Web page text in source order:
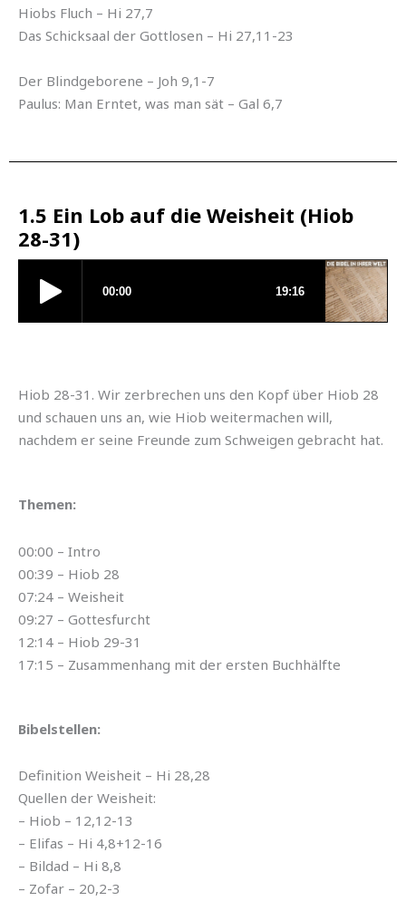
Hiobs Fluch – Hi 27,7
Das Schicksaal der Gottlosen – Hi 27,11-23
Der Blindgeborene – Joh 9,1-7
Paulus: Man Erntet, was man sät – Gal 6,7
1.5 Ein Lob auf die Weisheit (Hiob
28-31)
Hiob 28-31. Wir zerbrechen uns den Kopf über Hiob 28
und schauen uns an, wie Hiob weitermachen will,
nachdem er seine Freunde zum Schweigen gebracht hat.
Themen:
00:00 – Intro
00:39 – Hiob 28
07:24 – Weisheit
09:27 – Gottesfurcht
12:14 – Hiob 29-31
17:15 – Zusammenhang mit der ersten Buchhälfte
Bibelstellen:
Definition Weisheit – Hi 28,28
Quellen der Weisheit:
– Hiob – 12,12-13
– Elifas – Hi 4,8+12-16
– Bildad – Hi 8,8
– Zofar – 20,2-3